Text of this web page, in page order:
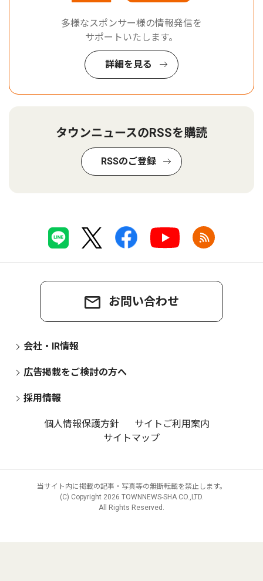
多様なスポンサー様の情報発信を
サポートいたします。
詳細を見る
タウンニュースのRSSを購読
RSSのご登録
お問い合わせ
会社・IR情報
広告掲載をご検討の方へ
採用情報
個人情報保護方針
サイトご利用案内
サイトマップ
当サイト内に掲載の記事・写真等の無断転載を禁止します。
(C) Copyright 2026 TOWNNEWS-SHA CO.,LTD.
All Rights Reserved.